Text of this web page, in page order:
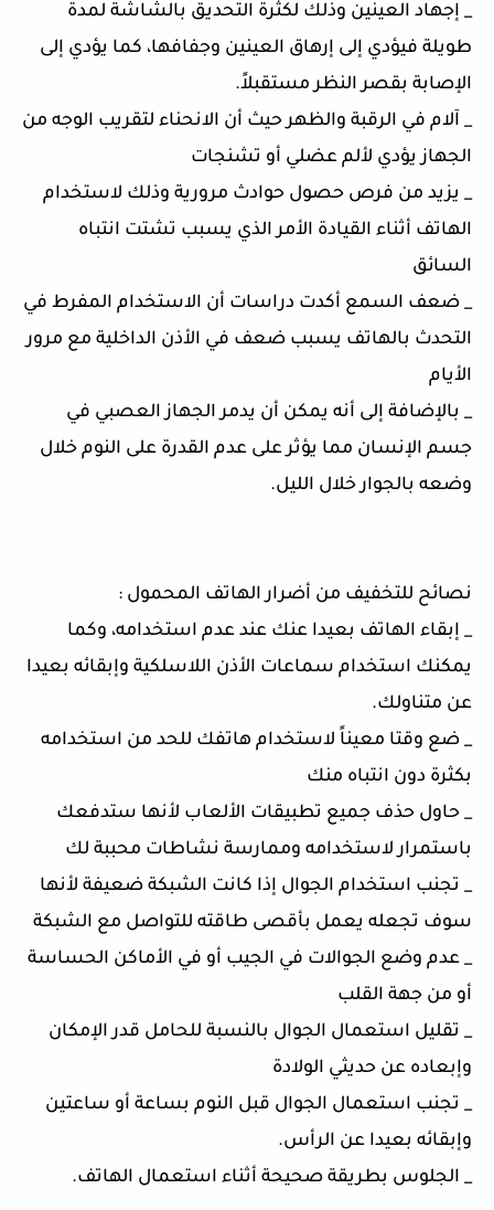
_ إجهاد العينين وذلك لكثرة التحديق بالشاشة لمدة
طويلة فيؤدي إلى إرهاق العينين وجفافها، كما يؤدي إلى
الإصابة بقصر النظر مستقبلاً.
_ آلام في الرقبة والظهر حيث أن الانحناء لتقريب الوجه من
الجهاز يؤدي لألم عضلي أو تشنجات
_ يزيد من فرص حصول حوادث مرورية وذلك لاستخدام
الهاتف أثناء القيادة الأمر الذي يسبب تشتت انتباه
السائق
_ ضعف السمع أكدت دراسات أن الاستخدام المفرط في
التحدث بالهاتف يسبب ضعف في الأذن الداخلية مع مرور
الأيام
_ بالإضافة إلى أنه يمكن أن يدمر الجهاز العصبي في
جسم الإنسان مما يؤثر على عدم القدرة على النوم خلال
وضعه بالجوار خلال الليل.
نصائح للتخفيف من أضرار الهاتف المحمول :
_ إبقاء الهاتف بعيدا عنك عند عدم استخدامه، وكما
يمكنك استخدام سماعات الأذن اللاسلكية وإبقائه بعيدا
عن متناولك.
_ ضع وقتا معيناً لاستخدام هاتفك للحد من استخدامه
بكثرة دون انتباه منك
_ حاول حذف جميع تطبيقات الألعاب لأنها ستدفعك
باستمرار لاستخدامه وممارسة نشاطات محببة لك
_ تجنب استخدام الجوال إذا كانت الشبكة ضعيفة لأنها
سوف تجعله يعمل بأقصى طاقته للتواصل مع الشبكة
_ عدم وضع الجوالات في الجيب أو في الأماكن الحساسة
أو من جهة القلب
_ تقليل استعمال الجوال بالنسبة للحامل قدر الإمكان
وإبعاده عن حديثي الولادة
_ تجنب استعمال الجوال قبل النوم بساعة أو ساعتين
وإبقائه بعيدا عن الرأس.
_ الجلوس بطريقة صحيحة أثناء استعمال الهاتف.